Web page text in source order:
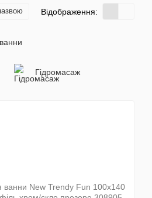
Відображення:
Гідромасаж